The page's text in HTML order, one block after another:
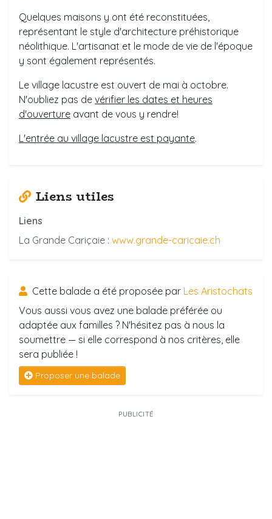
Quelques maisons y ont été reconstituées,
représentant le style d'architecture préhistorique
néolithique. L'artisanat et le mode de vie de l'époque
y sont également représentés.
Le village lacustre est ouvert de mai à octobre.
N'oubliez pas de vérifier les dates et heures
d'ouverture avant de vous y rendre!
L'entrée au village lacustre est payante.
Liens utiles
Liens
La Grande Cariçaie : www.grande-caricaie.ch
Cette balade a été proposée par Les Aristochats
Vous aussi vous avez une balade préférée ou
adaptée aux familles ? N'hésitez pas à nous la
soumettre — si elle correspond à nos critères, elle
sera publiée !
Proposer une balade
PUBLICITÉ